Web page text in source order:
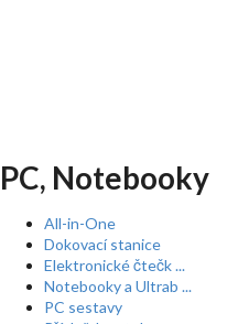
PC, Notebooky
All-in-One
Dokovací stanice
Elektronické čtečk ...
Notebooky a Ultrab ...
PC sestavy